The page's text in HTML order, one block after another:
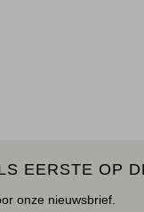
EERSTE OP
onze nieuwsbrief.